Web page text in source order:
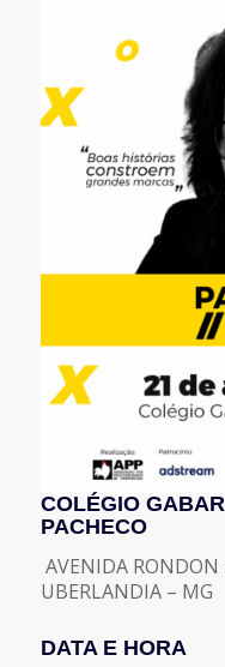
COLÉGIO
PACHECO
AVENIDA RONDON
UBERLANDIA – MG
DATA E HORA